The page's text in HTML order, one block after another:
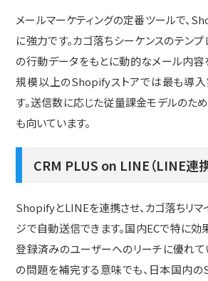
メールマーケティングの定番ツールで、
に強力です。カゴ落ちシーケンスのテン
の行動データをもとに動的なメール内容
規模以上のShopifyストアでは最も導
す。送信数に応じた従量課金モデルのた
も向いています。
CRM PLUS on LINE（LINE連携
ShopifyとLINEを連携させ、カゴ落ちリマ
ジで自動送信できます。国内ECで特に効
登録済みのユーザーへのリーチに優れて
の問題を補完する意味でも、日本国内